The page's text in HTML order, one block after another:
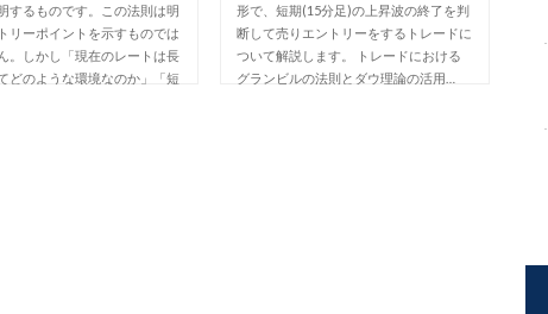
するものです。この法則は明
リーポイントを示すものでは
。しかし「現在のレートは長
どのような環境なのか」「短
形で、短期(15分足)の上昇波の終了を判
断して売りエントリーをするトレードに
ついて解説します。 トレードにおける
グランビルの法則とダウ理論の活用…